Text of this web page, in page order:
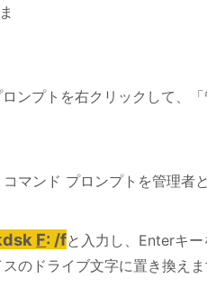
ンプトを右クリックして、
F: /fと入力し、Enterキ
のドライブ文字に置き換え